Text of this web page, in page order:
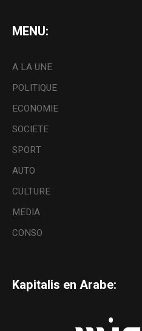
MENU:
A LA UNE
POLITIQUE
ECONOMIE
SOCIETE
SPORT
AUTO
CULTURE
MEDIA
CONSO
Kapitalis en Arabe: